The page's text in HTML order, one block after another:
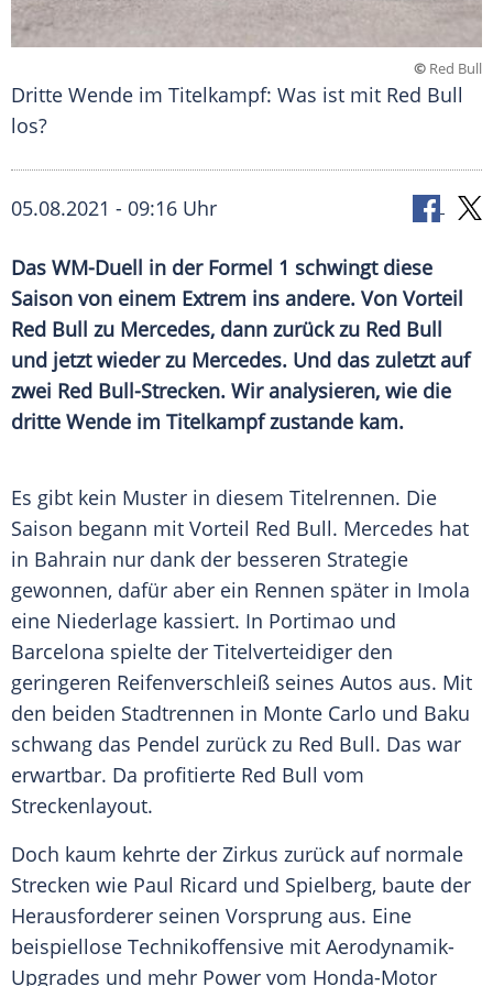
© Red Bull
Dritte Wende im Titelkampf: Was ist mit Red Bull
los?
05.08.2021 - 09:16 Uhr
Das WM-Duell in der Formel 1 schwingt diese
Saison von einem Extrem ins andere. Von Vorteil
Red Bull zu Mercedes, dann zurück zu Red Bull
und jetzt wieder zu Mercedes. Und das zuletzt auf
zwei Red Bull-Strecken. Wir analysieren, wie die
dritte Wende im Titelkampfzustande kam.
Es gibt kein Muster in diesem Titelrennen. Die
Saison begann mit Vorteil Red Bull. Mercedes hat
in Bahrain nur dank der besseren Strategie
gewonnen, dafür aber ein Rennen später in Imola
eine Niederlage kassiert. In Portimao und
Barcelona spielte der Titelverteidiger den
geringeren Reifenverschleiß seines Autos aus. Mit
den beiden Stadtrennen in Monte Carlo und Baku
schwang das Pendel zurück zu Red Bull. Das war
erwartbar. Da profitierte Red Bull vom
Streckenlayout.
Doch kaum kehrte der Zirkus zurück auf normale
Strecken wie Paul Ricard und Spielberg, baute der
Herausforderer seinen Vorsprung aus. Eine
beispiellose Technikoffensive mit Aerodynamik-
Upgrades und mehr Power vom Honda-Motor